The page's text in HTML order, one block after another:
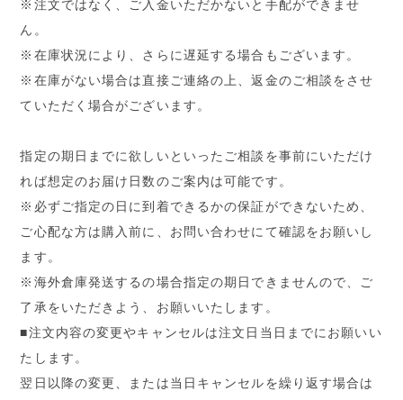
※注文ではなく、ご入金いただかないと手配ができませ
ん。
※在庫状況により、さらに遅延する場合もございます。
※在庫がない場合は直接ご連絡の上、返金のご相談をさせ
ていただく場合がございます。
指定の期日までに欲しいといったご相談を事前にいただけ
れば想定のお届け日数のご案内は可能です。
※必ずご指定の日に到着できるかの保証ができないため、
ご心配な方は購入前に、お問い合わせにて確認をお願いし
ます。
※海外倉庫発送するの場合指定の期日できませんので、ご
了承をいただきよう、お願いいたします。
■注文内容の変更やキャンセルは注文日当日までにお願いい
たします。
翌日以降の変更、または当日キャンセルを繰り返す場合は